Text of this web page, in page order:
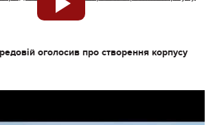
оголосив про створення корпусу